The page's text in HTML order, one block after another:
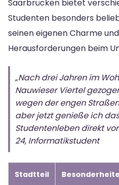
Saarbrücken bietet
Studenten besonders
seinen eigenen Charme
Herausforderungen beim
„Nach drei Jahren im
Nauwieser Viertel
wegen der engen
aber jetzt genieße ich
Studentenleben direkt
24, Informatikstudent
Stadtteil